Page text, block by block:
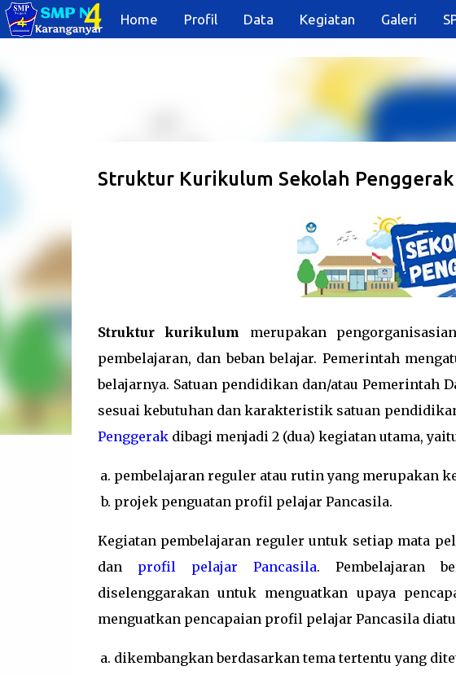
Home Profil Data Kegiatan Galeri
Struktur Kurikulum Sekolah Penggerak
Struktur kurikulum merupakan
pembelajaran, dan beban belajar. Pemerintah
belajarnya. Satuan pendidikan dan/atau Pemerintah
sesuai kebutuhan dan karakteristik satuan
Penggerakdibagi menjadi 2 (dua) kegiatan utama,
pembelajaran reguler atau rutin yang merupakan
projek penguatan profil pelajar Pancasila.
Kegiatan pembelajaran reguler untuk setiap mata
dan profil pelajar Pancasila. Pembelajaran
diselenggarakan untuk menguatkan upaya
menguatkan pencapaian profil pelajar Pancasila
dikembangkan berdasarkan tema tertentu yang